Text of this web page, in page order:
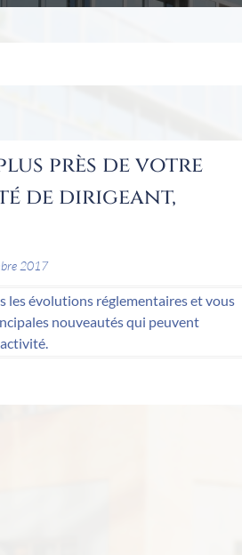
près de votre
de dirigeant,
2017
les évolutions réglementaires et vous
nouveautés qui peuvent